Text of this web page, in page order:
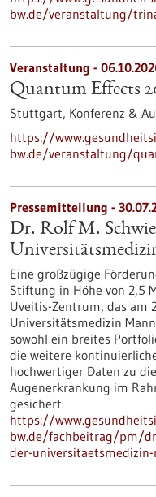
bw.de/veranstaltung/
Veranstaltung -
Quantum Effects
Stuttgart, Konferenz &
https://
bw.de/veranstaltung/
Pressemitteilung -
Dr. Rolf M.
Eine großzügige
Stiftung in Höhe von 2,5
Uveitis-Zentrum, das am
Universitätsmedizin
sowohl ein breites
die weitere
hochwertiger Daten zu
Augenerkrankung im
gesichert.
https://
bw.de/fachbeitrag/pm/
der-